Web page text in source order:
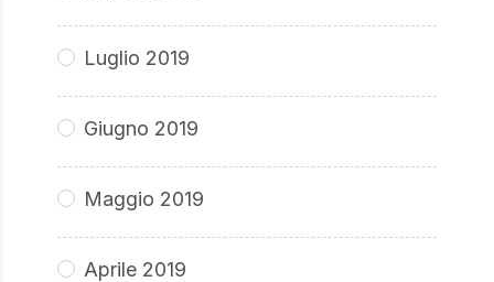
Luglio 2019
Giugno 2019
Maggio 2019
Aprile 2019